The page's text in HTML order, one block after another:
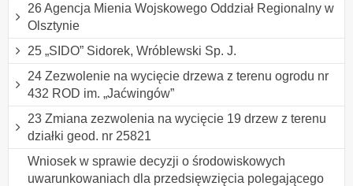
26 Agencja Mienia Wojskowego Oddział Regionalny w
Olsztynie
25 „SIDO” Sidorek, Wróblewski Sp. J.
24 Zezwolenie na wycięcie drzewa z terenu ogrodu nr
432 ROD im. „Jaćwingów”
23 Zmiana zezwolenia na wycięcie 19 drzew z terenu
działki geod. nr 25821
Wniosek w sprawie decyzji o środowiskowych
uwarunkowaniach dla przedsięwzięcia polegającego